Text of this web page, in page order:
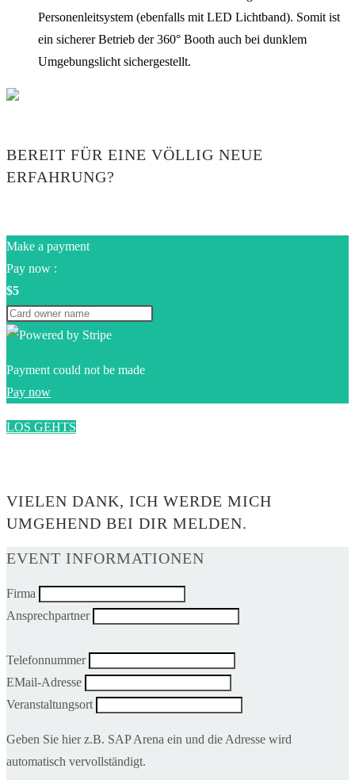
Personenleitsystem (ebenfalls mit LED Lichtband). Somit ist
ein sicherer Betrieb der 360° Booth auch bei dunklem
Umgebungslicht sichergestellt.
BEREIT FÜR EINE VÖLLIG NEUE
ERFAHRUNG?
Make a payment
Pay now :
$5
Payment could not be made
Pay now
LOS GEHTS
VIELEN DANK, ICH WERDE MICH
UMGEHEND BEI DIR MELDEN.
EVENT INFORMATIONEN
Firma
Ansprechpartner
Telefonnummer
EMail-Adresse
Veranstaltungsort
Geben Sie hier z.B. SAP Arena ein und die Adresse wird
automatisch vervollständigt.